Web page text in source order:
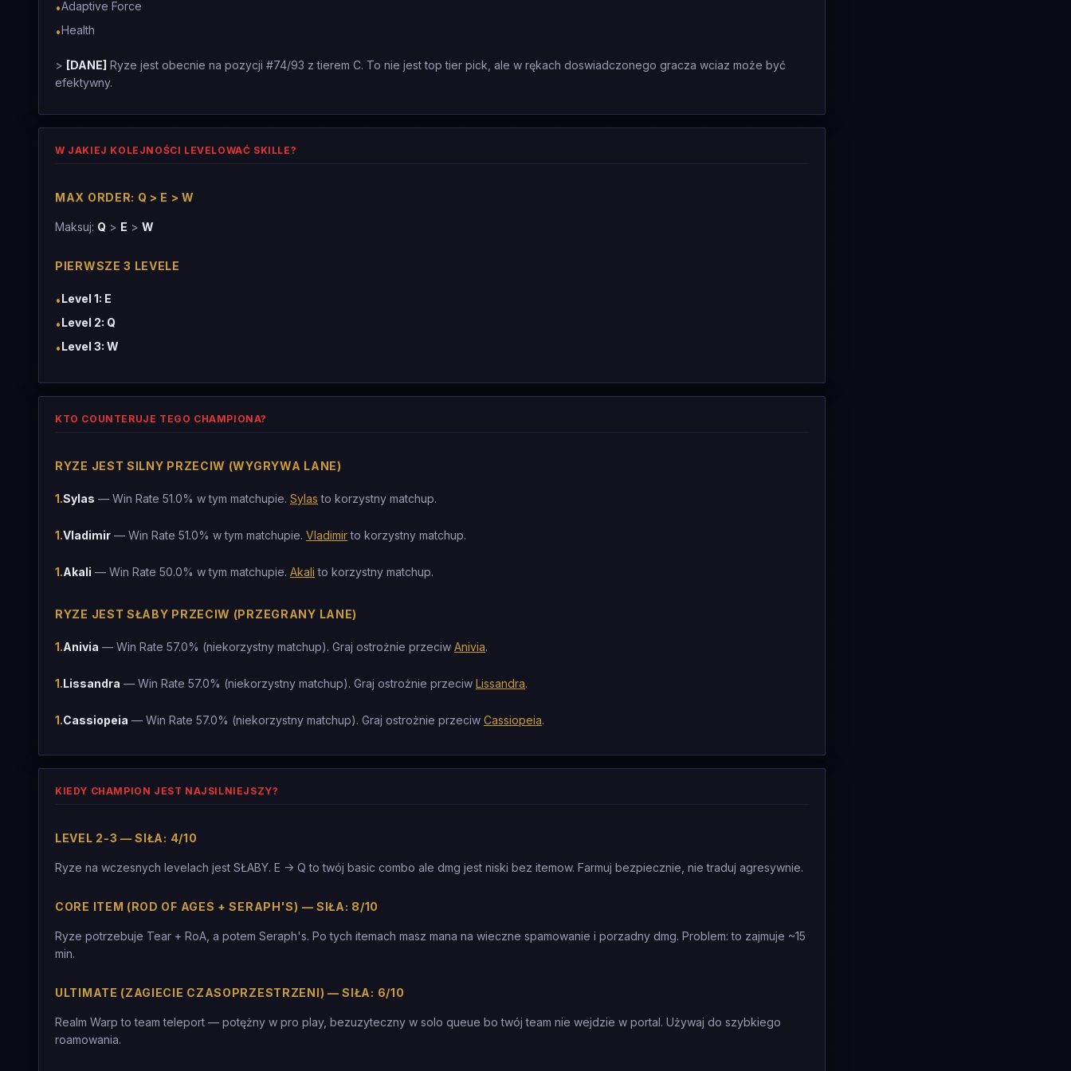
•Adaptive Force
•Health
> [DANE] Ryze jest obecnie na pozycji #74/93 z tierem C. To nie jest top tier pick, ale w rękach doswiadczonego gracza wciaz może być
efektywny.
W JAKIEJ KOLEJNOŚCI LEVELOWAĆ SKILLE?
MAX ORDER: Q > E > W
Maksuj: Q > E > W
PIERWSZE 3 LEVELE
•Level 1: E
•Level 2: Q
•Level 3: W
KTO COUNTERUJE TEGO CHAMPIONA?
RYZE JEST SILNY PRZECIW (WYGRYWA LANE)
1.Sylas — Win Rate 51.0% w tym matchupie. Sylas to korzystny matchup.
1.Vladimir — Win Rate 51.0% w tym matchupie. Vladimirto korzystny matchup.
1.Akali — Win Rate 50.0% w tym matchupie. Akali to korzystny matchup.
RYZE JEST SŁABY PRZECIW (PRZEGRANY LANE)
1.Anivia — Win Rate 57.0% (niekorzystny matchup). Graj ostrożnie przeciw Anivia.
1.Lissandra — Win Rate 57.0% (niekorzystny matchup). Graj ostrożnie przeciw Lissandra.
1.Cassiopeia — Win Rate 57.0% (niekorzystny matchup). Graj ostrożnie przeciw Cassiopeia.
KIEDY CHAMPION JEST NAJSILNIEJSZY?
LEVEL 2-3 — SIŁA: 4/10
Ryze na wczesnych levelach jest SŁABY. E -> Q to twój basic combo ale dmg jest niski bez itemow. Farmuj bezpiecznie, nie traduj agresywnie.
CORE ITEM (ROD OF AGES + SERAPH'S) — SIŁA: 8/10
Ryze potrzebuje Tear + RoA, a potem Seraph's. Po tych itemach masz mana na wieczne spamowanie i porzadny dmg. Problem: to zajmuje ~15
min.
ULTIMATE (ZAGIECIE CZASOPRZESTRZENI) — SIŁA: 6/10
Realm Warp to team teleport — potężny w pro play, bezuzyteczny w solo queue bo twój team nie wejdzie w portal. Używaj do szybkiego
roamowania.